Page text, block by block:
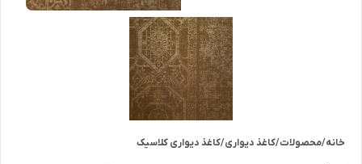
خانه/محصولات/کاغذ دیواری/کاغذ دیواری کلاسیک